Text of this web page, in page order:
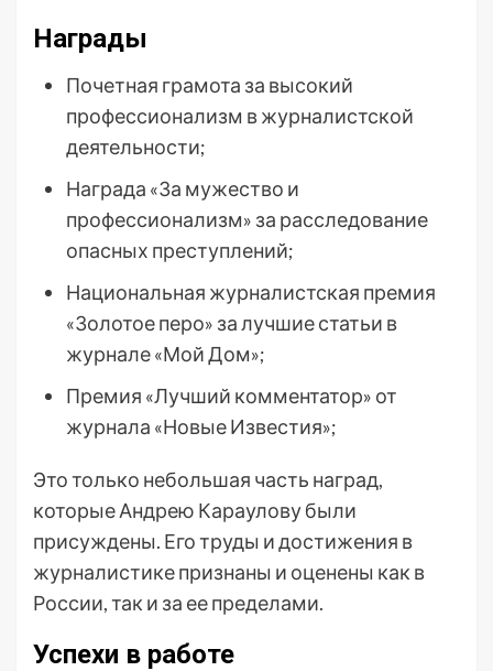
Награды
Почетная грамота за высокий
профессионализм в журналистской
деятельности;
Награда «За мужество и
профессионализм» за расследование
опасных преступлений;
Национальная журналистская премия
«Золотое перо» за лучшие статьи в
журнале «Мой Дом»;
Премия «Лучший комментатор» от
журнала «Новые Известия»;
Это только небольшая часть наград,
которые Андрею Караулову были
присуждены. Его труды и достижения в
журналистике признаны и оценены как в
России, так и за ее пределами.
Успехи в работе